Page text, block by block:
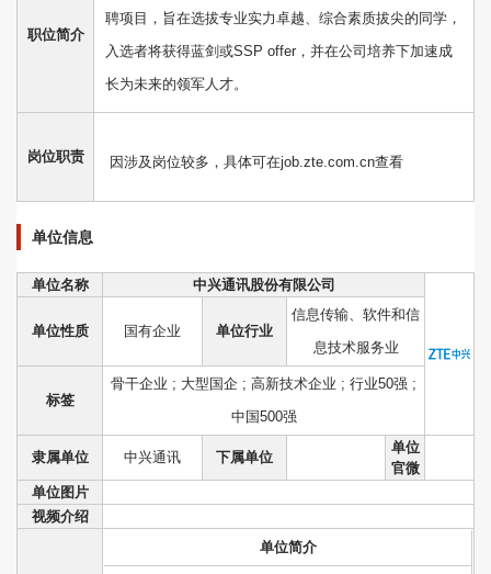
职位简介
聘项目，旨在选拔专业实力卓越、综合素质拔尖的同学，
入选者将获得蓝剑或SSP offer，并在公司培养下加速成
长为未来的领军人才。
岗位职责 因涉及岗位较多，具体可在job.zte.com.cn查看
单位信息
单位名称 中兴通讯股份有限公司
单位性质 国有企业 单位行业
信息传输、软件和信
息技术服务业
标签
骨干企业 ; 大型国企 ; 高新技术企业 ; 行业50强 ;
中国500强
隶属单位 中兴通讯 下属单位
单位
官微
单位图片
视频介绍
单位简介